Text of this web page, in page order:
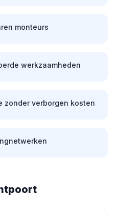
monteurs
werkzaamheden
zonder verborgen kosten